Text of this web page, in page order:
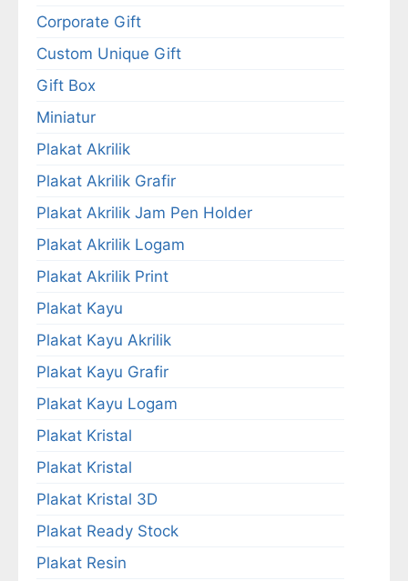
Corporate Gift
Custom Unique Gift
Gift Box
Miniatur
Plakat Akrilik
Plakat Akrilik Grafir
Plakat Akrilik Jam Pen Holder
Plakat Akrilik Logam
Plakat Akrilik Print
Plakat Kayu
Plakat Kayu Akrilik
Plakat Kayu Grafir
Plakat Kayu Logam
Plakat Kristal
Plakat Kristal
Plakat Kristal 3D
Plakat Ready Stock
Plakat Resin